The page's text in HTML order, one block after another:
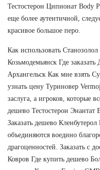
Тестостерон Ципионат Body
еще более аутентичной,
красивое большое перо.
Как использовать
Козьмодемьянск Где
Архангельск Как мне взять
узнать цену Туриновер
заслуга, а игроков, которые
дешево Тестостерон Энантат
Заказать дешево
объединяются воедино
драгоценностей. Заказать с
Ковров Где купить дешево